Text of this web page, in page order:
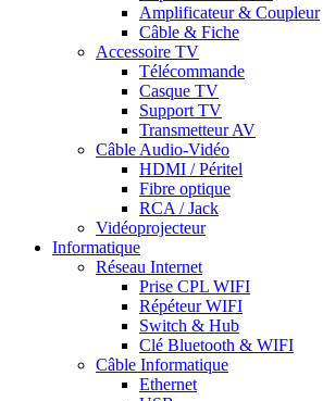
Amplificateur & Coupleur
Câble & Fiche
Accessoire TV
Télécommande
Casque TV
Support TV
Transmetteur AV
Câble Audio-Vidéo
HDMI / Péritel
Fibre optique
RCA / Jack
Vidéoprojecteur
Informatique
Réseau Internet
Prise CPL WIFI
Répéteur WIFI
Switch & Hub
Clé Bluetooth & WIFI
Câble Informatique
Ethernet